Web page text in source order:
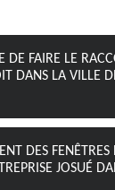
DE FAIRE LE
DANS LA VILLE
DES
JOSUÉ